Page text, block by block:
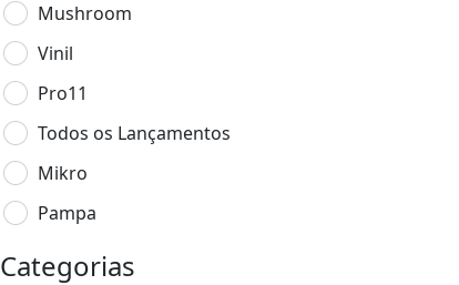
Mushroom
Vinil
Pro11
Todos os Lançamentos
Mikro
Pampa
Categorias